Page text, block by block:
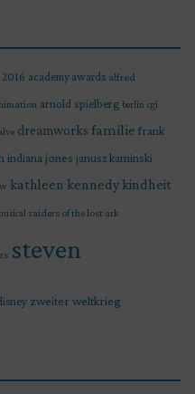
2016 academy awards alfred
arnold spielberg berlin cgi
dreamworks familie frank
indiana jones janusz kaminski
kathleen kennedy kindheit
raiders of the lost ark
steven
zweiter weltkrieg